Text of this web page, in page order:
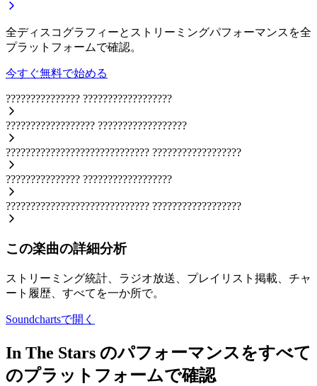
全ディスコグラフィーとストリーミングパフォーマンスを全
プラットフォームで確認。
今すぐ無料で始める
??????????????? ??????????????????
?????????????????? ??????????????????
????????????????????????????? ??????????????????
??????????????? ??????????????????
????????????????????????????? ??????????????????
この楽曲の詳細分析
ストリーミング統計、ラジオ放送、プレイリスト掲載、チャ
ート履歴、すべてを一か所で。
Soundchartsで開く
In The Stars のパフォーマンスをすべて
のプラットフォームで確認